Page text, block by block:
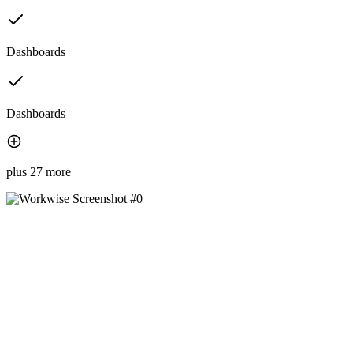
Dashboards
Dashboards
plus 27 more